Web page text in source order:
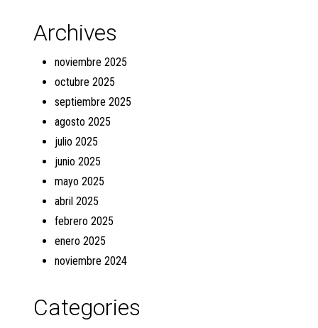
Archives
noviembre 2025
octubre 2025
septiembre 2025
agosto 2025
julio 2025
junio 2025
mayo 2025
abril 2025
febrero 2025
enero 2025
noviembre 2024
Categories